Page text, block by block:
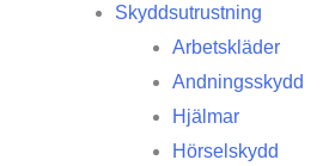
Skyddsutrustning
Arbetskläder
Andningsskydd
Hjälmar
Hörselskydd